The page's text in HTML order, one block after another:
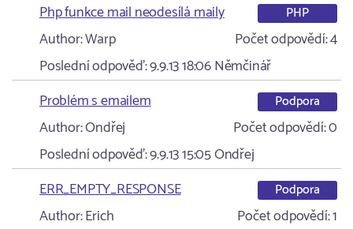
Php funkce mail neodesílá maily
PHP
Author:Warp Počet odpovědí:4
Poslední odpověď:9.9.13 18:06Němčinář
Problém s emailem
Podpora
Author:Ondřej Počet odpovědí:0
Poslední odpověď:9.9.13 15:05Ondřej
ERR_EMPTY_RESPONSE
Podpora
Author:Erich Počet odpovědí:1